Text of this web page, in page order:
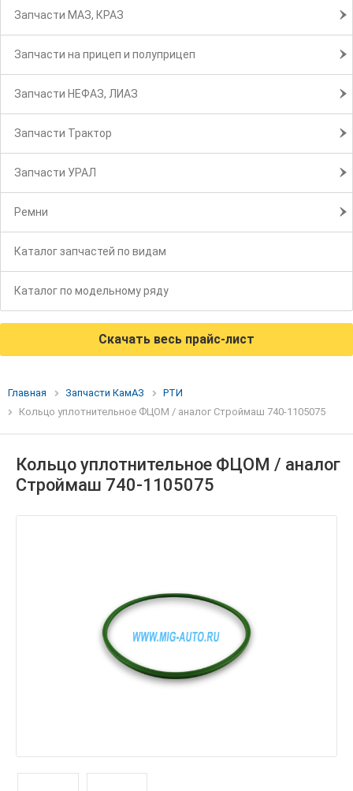
Запчасти МАЗ, КРАЗ
Запчасти на прицеп и полуприцеп
Запчасти НЕФАЗ, ЛИАЗ
Запчасти Трактор
Запчасти УРАЛ
Ремни
Каталог запчастей по видам
Каталог по модельному ряду
Скачать весь прайс-лист
Главная Запчасти КамАЗ
РТИ
Кольцо уплотнительное ФЦОМ / аналог Строймаш 740-1105075
Кольцо уплотнительное ФЦОМ / аналог
Строймаш 740-1105075